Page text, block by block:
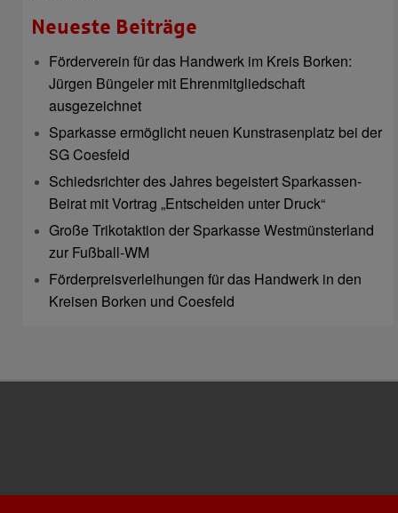
Neueste Beiträge
Förderverein für das Handwerk im Kreis Borken:
Jürgen Büngeler mit Ehrenmitgliedschaft
ausgezeichnet
Sparkasse ermöglicht neuen Kunstrasenplatz bei der
SG Coesfeld
Schiedsrichter des Jahres begeistert Sparkassen-
Beirat mit Vortrag „Entscheiden unter Druck“
Große Trikotaktion der Sparkasse Westmünsterland
zur Fußball-WM
Förderpreisverleihungen für das Handwerk in den
Kreisen Borken und Coesfeld